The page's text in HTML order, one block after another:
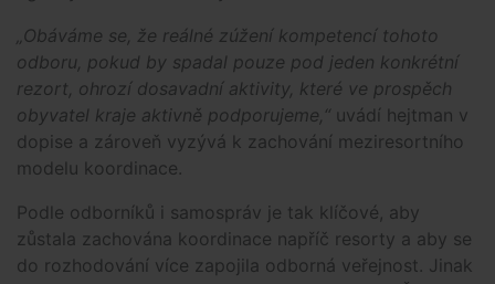
„Obáváme se, že reálné zúžení kompetencí tohoto
odboru, pokud by spadal pouze pod jeden konkrétní
rezort, ohrozí dosavadní aktivity, které ve prospěch
obyvatel kraje aktivně podporujeme,“ uvádí hejtman v
dopise a zároveň vyzývá k zachování meziresortního
modelu koordinace.
Podle odborníků i samospráv je tak klíčové, aby
zůstala zachována koordinace napříč resorty a aby se
do rozhodování více zapojila odborná veřejnost. Jinak